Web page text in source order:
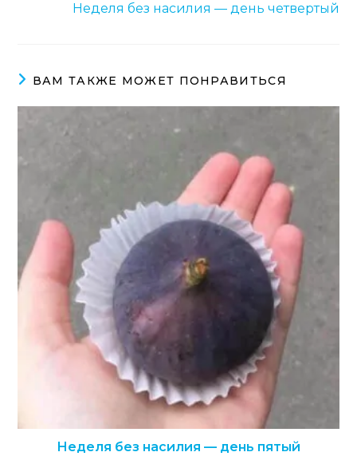
Неделя без насилия — день четвертый
ВАМ ТАКЖЕ МОЖЕТ ПОНРАВИТЬСЯ
Неделя без насилия — день пятый